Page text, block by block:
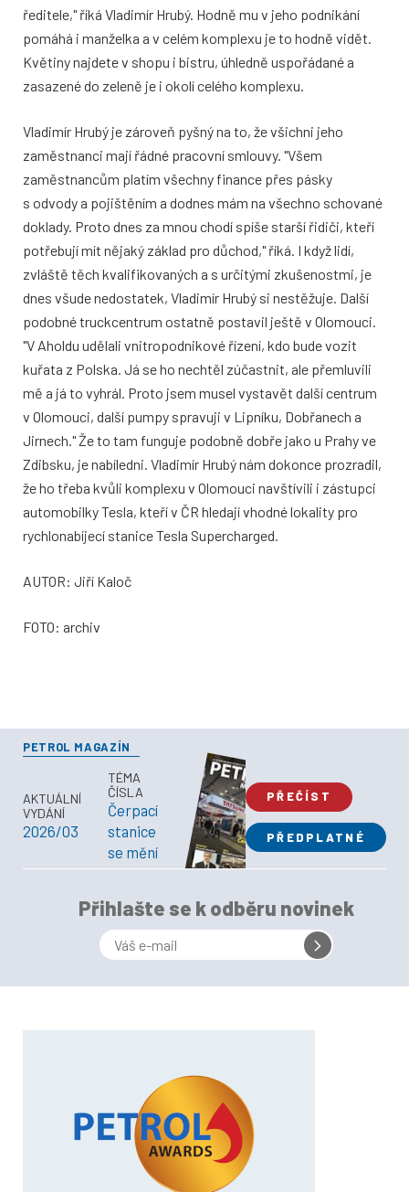
ředitele," říká Vladimír Hrubý. Hodně mu v jeho podnikání
pomáhá i manželka a v celém komplexu je to hodně vidět.
Květiny najdete v shopu i bistru, úhledně uspořádané a
zasazené do zeleně je i okolí celého komplexu.
Vladimír Hrubý je zároveň pyšný na to, že všichni jeho
zaměstnanci mají řádné pracovní smlouvy. "Všem
zaměstnancům platím všechny finance přes pásky
s odvody a pojištěním a dodnes mám na všechno schované
doklady. Proto dnes za mnou chodí spíše starší řidiči, kteří
potřebují mít nějaký základ pro důchod," říká. I když lidí,
zvláště těch kvalifikovaných a s určitými zkušenostmi, je
dnes všude nedostatek, Vladimír Hrubý si nestěžuje. Další
podobné truckcentrum ostatně postavil ještě v Olomouci.
"V Aholdu udělali vnitropodnikové řízení, kdo bude vozit
kuřata z Polska. Já se ho nechtěl zúčastnit, ale přemluvili
mě a já to vyhrál. Proto jsem musel vystavět další centrum
v Olomouci, další pumpy spravuji v Lipníku, Dobřanech a
Jirnech." Že to tam funguje podobně dobře jako u Prahy ve
Zdibsku, je nabíledni. Vladimír Hrubý nám dokonce prozradil,
že ho třeba kvůli komplexu v Olomouci navštívili i zástupci
automobilky Tesla, kteří v ČR hledají vhodné lokality pro
rychlonabíjecí stanice Tesla Supercharged.
AUTOR: Jiří Kaloč
FOTO: archiv
PETROL MAGAZÍN
AKTUÁLNÍ
VYDÁNÍ
2026/03
TÉMA
ČÍSLA
Čerpací
stanice
se mění
PŘEČÍST
PŘEDPLATNÉ
Přihlašte se k odběru novinek